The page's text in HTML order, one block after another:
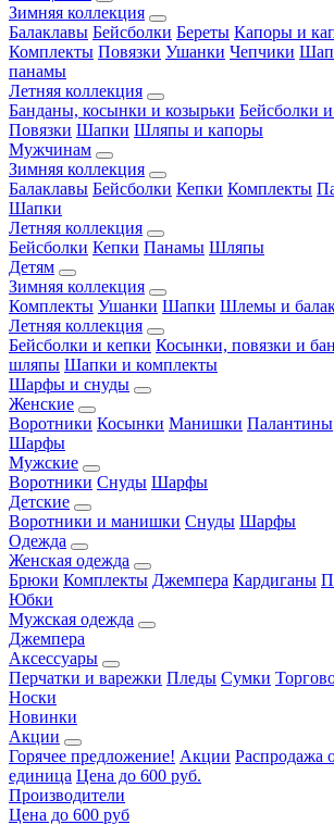
Зимняя коллекция
Балаклавы Бейсболки Береты Капоры и
Комплекты Повязки Ушанки Чепчики
панамы
Летняя коллекция
Банданы, косынки и козырьки Бейсболки
Повязки Шапки Шляпы и капоры
Мужчинам
Зимняя коллекция
Балаклавы Бейсболки Кепки Комплекты
Шапки
Летняя коллекция
Бейсболки Кепки Панамы Шляпы
Детям
Зимняя коллекция
Комплекты Ушанки Шапки Шлемы и
Летняя коллекция
Бейсболки и кепки Косынки, повязки и
шляпы Шапки и комплекты
Шарфы и снуды
Женские
Воротники Косынки Манишки Палантины
Шарфы
Мужские
Воротники Снуды Шарфы
Детские
Воротники и манишки Снуды Шарфы
Одежда
Женская одежда
Брюки Комплекты Джемпера Кардиганы
Юбки
Мужская одежда
Джемпера
Аксессуары
Перчатки и варежки Пледы Сумки
Носки
Новинки
Акции
Горячее предложение! Акции Распродажа
единица Цена до 600 руб.
Производители
Цена до 600 руб